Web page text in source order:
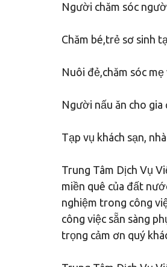
Người chăm sóc
Chăm bé,trẻ sơ sinh
Nuôi đẻ,chăm sóc
Người nấu ăn cho
Tạp vụ khách sạn,
Trung Tâm Dịch Vụ
miền quê của đất
nghiệm trong công
công việc sẵn sàng
trọng cảm ơn quý